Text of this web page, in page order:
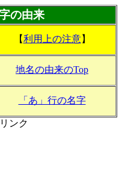
の由来
【利用上の注意】
地名の由来のTop
「あ」行の名字
ンク